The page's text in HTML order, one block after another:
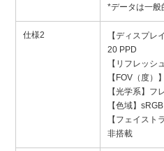
*データは一般
仕様2
【ディスプレ
20 PPD
【リフレッシ
【FOV（度）
【光学系】フ
【色域】
【フェイスト
非搭載